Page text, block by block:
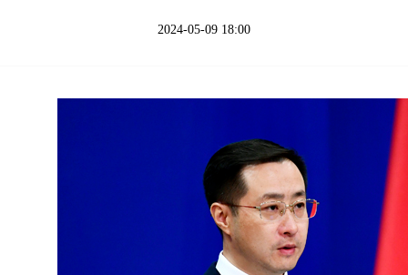
2024-05-09 18:00